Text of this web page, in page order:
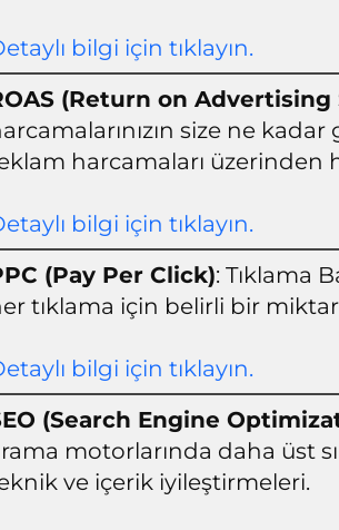
bilgi için tıklayın.
(Return on Advertising
size ne
harcamaları üzerinden
bilgi için tıklayın.
(Pay Per Click): Tıklama
tıklama için belirli bir
bilgi için tıklayın.
(Search Engine
motorlarında daha üst
ve içerik iyileştirmeleri.